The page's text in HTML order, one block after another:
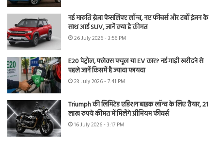
नई मारुति ब्रेजा फेसलिफ्ट लॉन्च, नए फीचर्स और टर्बो इंजन के
साथ आई SUV, जानें क्या है कीमत
26 July 2026 - 3:56 PM
E20 पेट्रोल, फ्लेक्स फ्यूल या EV कार? नई गाड़ी खरीदने से
पहले जानें किसमें है ज्यादा फायदा
23 July 2026 - 7:41 PM
Triumph की लिमिटेड एडिशन बाइक लॉन्च के लिए तैयार, 21
लाख रुपये कीमत में मिलेंगे प्रीमियम फीचर्स
16 July 2026 - 3:17 PM